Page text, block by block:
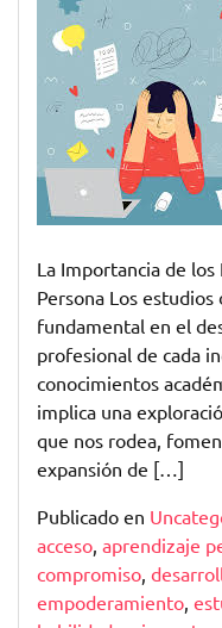
de
los
Estudios
en
la
Vida
Moderna
La Importancia de
Persona Los
fundamental en el
profesional de cada
conocimientos
implica una
que nos rodea,
expansión de […]
Publicado en
acceso, aprendizaje
compromiso,
empoderamiento,